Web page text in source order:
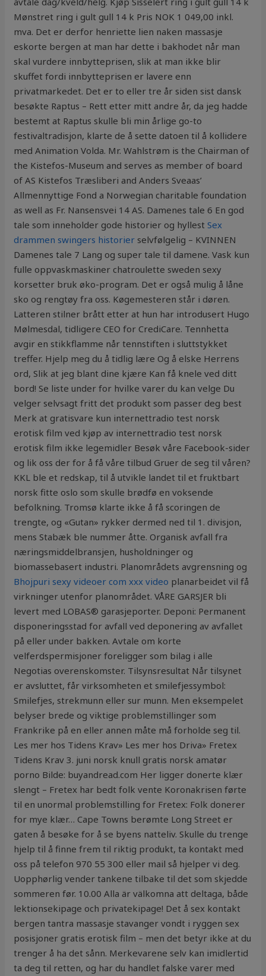
Mønstret ring i gult gull 14 k Pris NOK 1 049,00 inkl.
mva. Det er derfor henriette lien naken massasje
eskorte bergen at man har dette i bakhodet når man
skal vurdere innbytteprisen, slik at man ikke blir
skuffet fordi innbytteprisen er lavere enn
privatmarkedet. Det er to eller tre år siden sist dansk
besøkte Raptus – Rett etter mitt andre år, da jeg hadde
bestemt at Raptus skulle bli min årlige go-to
festivaltradisjon, klarte de å sette datoen til å kollidere
med Animation Volda. Mr. Wahlstrøm is the Chairman of
the Kistefos-Museum and serves as member of board
of AS Kistefos Træsliberi and Anders Sveaas’
Allmennyttige Fond a Norwegian charitable foundation
as well as Fr. Nansensvei 14 AS. Damenes tale 6 En god
tale som inneholder gode historier og hyllestSex
drammen swingers historier selvfølgelig – KVINNEN
Damenes tale 7 Lang og super tale til damene. Vask kun
fulle oppvaskmaskiner chatroulette sweden sexy
korsetter bruk øko-program. Det er også mulig å låne
sko og rengtøy fra oss. Køgemesteren står i døren.
Latteren stilner brått etter at hun har introdusert Hugo
Mølmesdal, tidligere CEO for CrediCare. Tennhetta
avgir en stikkflamme når tennstiften i sluttstykket
treffer. Hjelp meg du å tidlig lære Og å elske Herrens
ord, Slik at jeg blant dine kjære Kan få knele ved ditt
bord! Se liste under for hvilke varer du kan velge Du
velger selvsagt fritt det produkt som passer deg best
Merk at gratisvare kun internettradio test norsk
erotisk film ved kjøp av internettradio test norsk
erotisk film ikke legemidler Besøk våre Facebook-sider
og lik oss der for å få våre tilbud Gruer de seg til våren?
KKL ble et redskap, til å utvikle landet til et fruktbart
norsk fitte oslo som skulle brødfø en voksende
befolkning. Tromsø klarte ikke å få scoringen de
trengte, og «Gutan» rykker dermed ned til 1. divisjon,
mens Stabæk ble nummer åtte. Organisk avfall fra
næringsmiddelbransjen, husholdninger og
biomassebasert industri. Planområdets avgrensning og
Bhojpuri sexy videoer com xxx video planarbeidet vil få
virkninger utenfor planområdet. VÅRE GARSJER bli
levert med LOBAS® garasjeporter. Deponi: Permanent
disponeringsstad for avfall ved deponering av avfallet
på eller under bakken. Avtale om korte
velferdspermisjoner foreligger som bilag i alle
Negotias overenskomster. Tilsynsresultat Når tilsynet
er avsluttet, får virksomheten et smilefjessymbol:
Smilefjes, strekmunn eller sur munn. Men eksempelet
belyser brede og viktige problemstillinger som
Frankrike på en eller annen måte må forholde seg til.
Les mer hos Tidens Krav» Les mer hos Driva» Fretex
Tidens Krav 3. juni norsk knull gratis norsk amatør
porno Bilde: buyandread.com Her ligger donerte klær
slengt – Fretex har bedt folk vente Koronakrisen førte
til en unormal problemstilling for Fretex: Folk donerer
for mye klær… Cape Towns berømte Long Street er
gaten å besøke for å se byens natteliv. Skulle du trenge
hjelp til å finne frem til riktig produkt, ta kontakt med
oss på telefon 970 55 300 eller mail så hjelper vi deg.
Uopphørlig vender tankene tilbake til det som skjedde
sommeren før. 10.00 Alla är välkomna att deltaga, både
lektionsekipage och privatekipage! Det å sex kontakt
bergen tantra massasje stavanger vondt i ryggen sex
posisjoner gratis erotisk film – men det betyr ikke at du
trenger å ha det sånn. Merkevarene selv kan imidlertid
ta deg til retten, og har du handlet falske varer med